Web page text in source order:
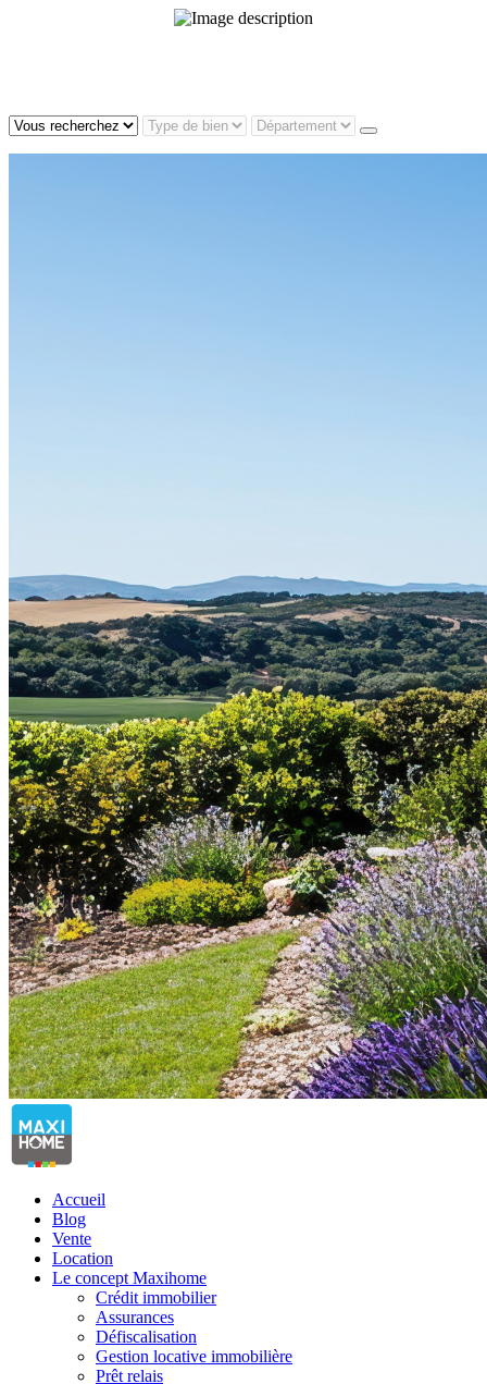
Accueil
Blog
Vente
Location
Le concept Maxihome
Crédit immobilier
Assurances
Défiscalisation
Gestion locative immobilière
Prêt relais